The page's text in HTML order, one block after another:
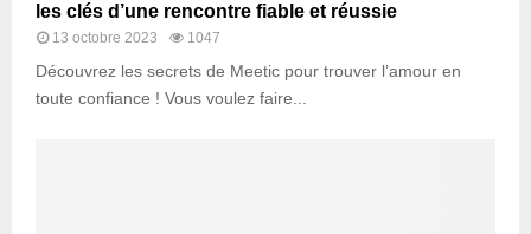
les clés d’une rencontre fiable et réussie
13 octobre 2023 1047
Découvrez les secrets de Meetic pour trouver l’amour en
toute confiance ! Vous voulez faire...